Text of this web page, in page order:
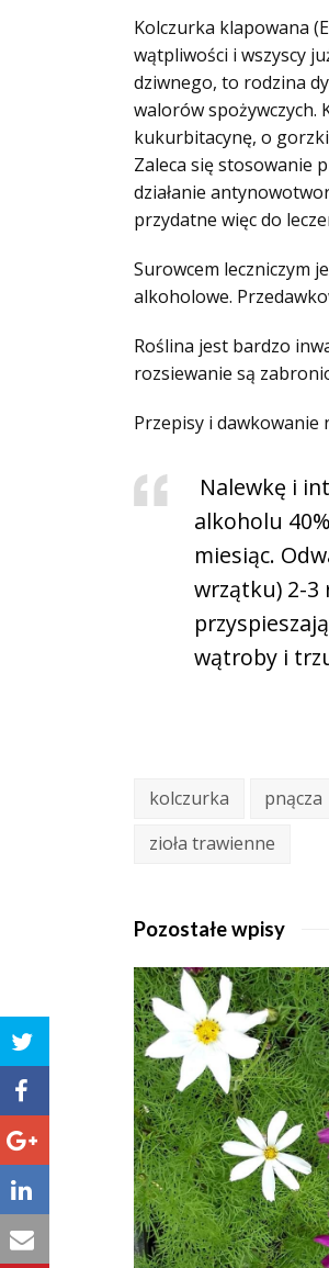
Kolczurka klapowana
wątpliwości i wszyscy
dziwnego, to rodzina
walorów spożywczych.
kukurbitacynę, o
Zaleca się stosowanie
działanie
przydatne więc do
Surowcem leczniczym
alkoholowe.
Roślina jest bardzo
rozsiewanie są
Przepisy i dawkowanie
Nalewkę i
alkoholu
miesiąc.
wrzątku) 2-3
wątroby i
kolczurka pnącza
zioła trawienne
Pozostałe wpisy